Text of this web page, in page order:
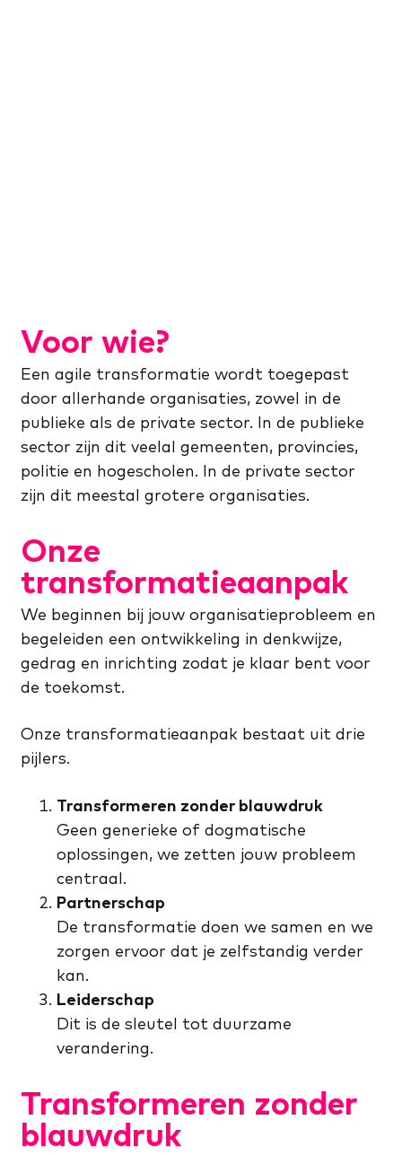
Voor wie?
Een agile transformatie wordt toegepast
door allerhande organisaties, zowel in de
publieke als de private sector. In de publieke
sector zijn dit veelal gemeenten, provincies,
politie en hogescholen. In de private sector
zijn dit meestal grotere organisaties.
Onze
transformatieaanpak
We beginnen bij jouw organisatieprobleem en
begeleiden een ontwikkeling in denkwijze,
gedrag en inrichting zodat je klaar bent voor
de toekomst.
Onze transformatieaanpak bestaat uit drie
pijlers.
Transformeren zonder blauwdruk
Geen generieke of dogmatische
oplossingen, we zetten jouw probleem
centraal.
Partnerschap
De transformatie doen we samen en we
zorgen ervoor dat je zelfstandig verder
kan.
Leiderschap
Dit is de sleutel tot duurzame
verandering.
Transformeren zonder
blauwdruk